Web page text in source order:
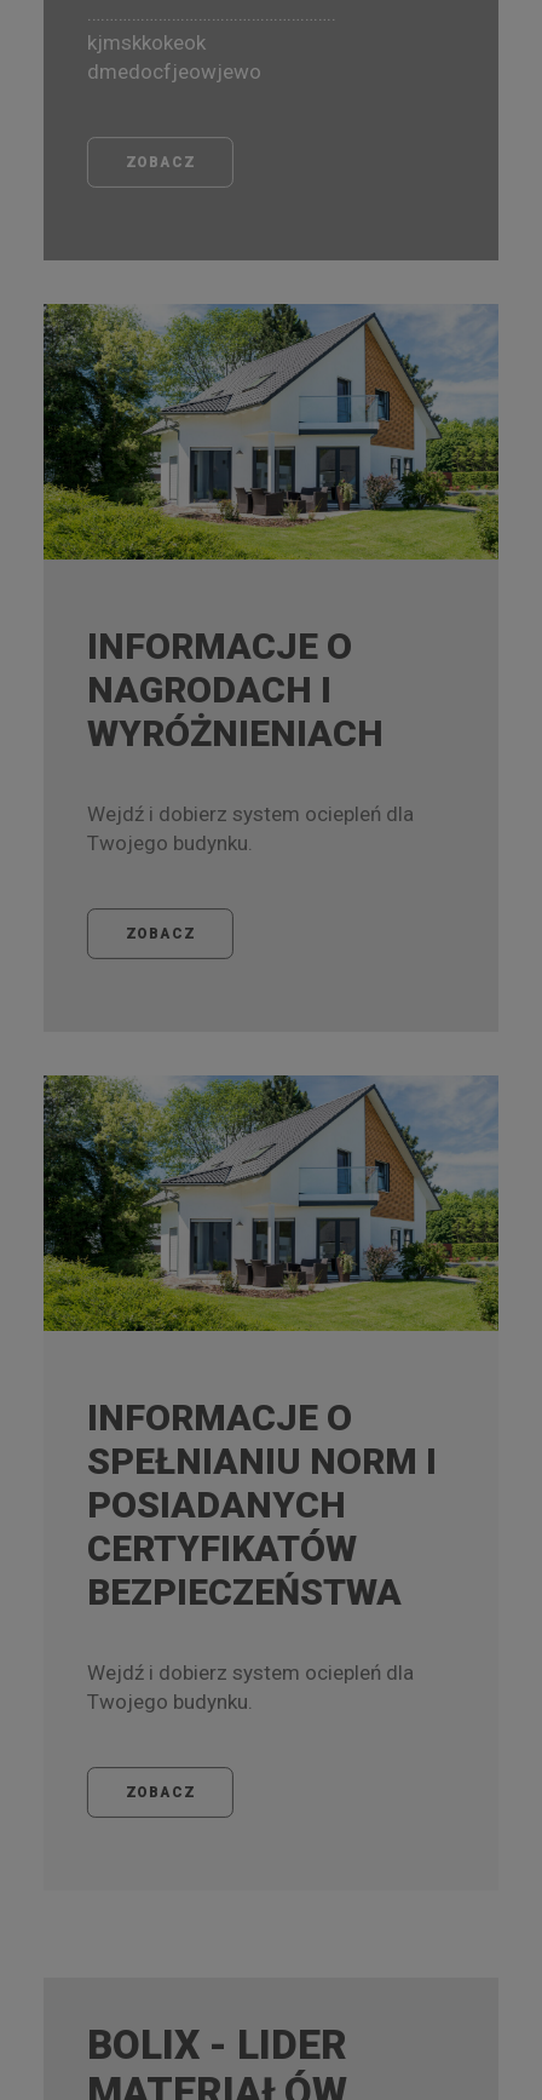
………………………………………………..
kjmskkokeok
dmedocfjeowjewo
ZOBACZ
INFORMACJE O
NAGRODACH I
WYRÓŻNIENIACH
Wejdź i dobierz system ociepleń dla
Twojego budynku.
ZOBACZ
INFORMACJE O
SPEŁNIANIU NORM I
POSIADANYCH
CERTYFIKATÓW
BEZPIECZEŃSTWA
Wejdź i dobierz system ociepleń dla
Twojego budynku.
ZOBACZ
BOLIX - LIDER